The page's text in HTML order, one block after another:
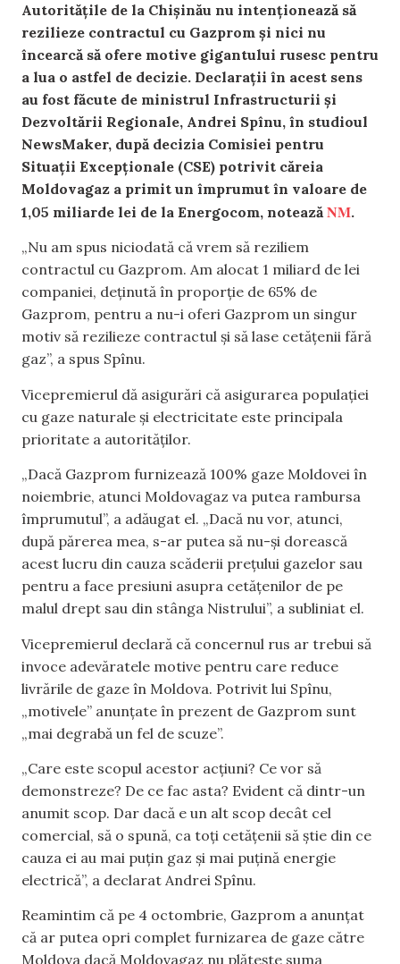
Autoritățile de la Chișinău nu intenționează să
rezilieze contractul cu Gazprom și nici nu
încearcă să ofere motive gigantului rusesc pentru
a lua o astfel de decizie. Declarații în acest sens
au fost făcute de ministrul Infrastructurii și
Dezvoltării Regionale, Andrei Spînu, în studioul
NewsMaker, după decizia Comisiei pentru
Situații Excepționale (CSE) potrivit căreia
Moldovagaz a primit un împrumut în valoare de
1,05 miliarde lei de la Energocom, noteazăNM.
„Nu am spus niciodată că vrem să reziliem
contractul cu Gazprom. Am alocat 1 miliard de lei
companiei, deținută în proporție de 65% de
Gazprom, pentru a nu-i oferi Gazprom un singur
motiv să rezilieze contractul și să lase cetățenii fără
gaz”, a spus Spînu.
Vicepremierul dă asigurări că asigurarea populației
cu gaze naturale și electricitate este principala
prioritate a autorităților.
„Dacă Gazprom furnizează 100% gaze Moldovei în
noiembrie, atunci Moldovagaz va putea rambursa
împrumutul”, a adăugat el. „Dacă nu vor, atunci,
după părerea mea, s-ar putea să nu-și dorească
acest lucru din cauza scăderii prețului gazelor sau
pentru a face presiuni asupra cetățenilor de pe
malul drept sau din stânga Nistrului”, a subliniat el.
Vicepremierul declară că concernul rus ar trebui să
invoce adevăratele motive pentru care reduce
livrările de gaze în Moldova. Potrivit lui Spînu,
„motivele” anunțate în prezent de Gazprom sunt
„mai degrabă un fel de scuze”.
„Care este scopul acestor acțiuni? Ce vor să
demonstreze? De ce fac asta? Evident că dintr-un
anumit scop. Dar dacă e un alt scop decât cel
comercial, să o spună, ca toți cetățenii să știe din ce
cauza ei au mai puțin gaz și mai puțină energie
electrică”, a declarat Andrei Spînu.
Reamintim că pe 4 octombrie, Gazprom a anunțat
că ar putea opri complet furnizarea de gaze către
Moldova dacă Moldovagaz nu plătește suma